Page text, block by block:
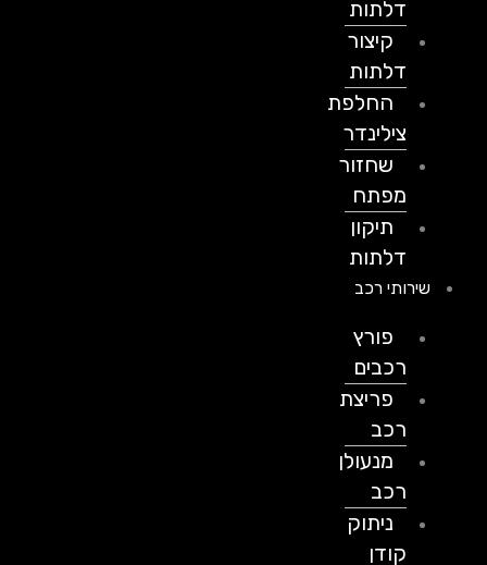
דלתות
קיצור
דלתות
החלפת
צילינדר
שחזור
מפתח
תיקון
דלתות
שירותי רכב
פורץ
רכבים
פריצת
מנעולן
ניתוק